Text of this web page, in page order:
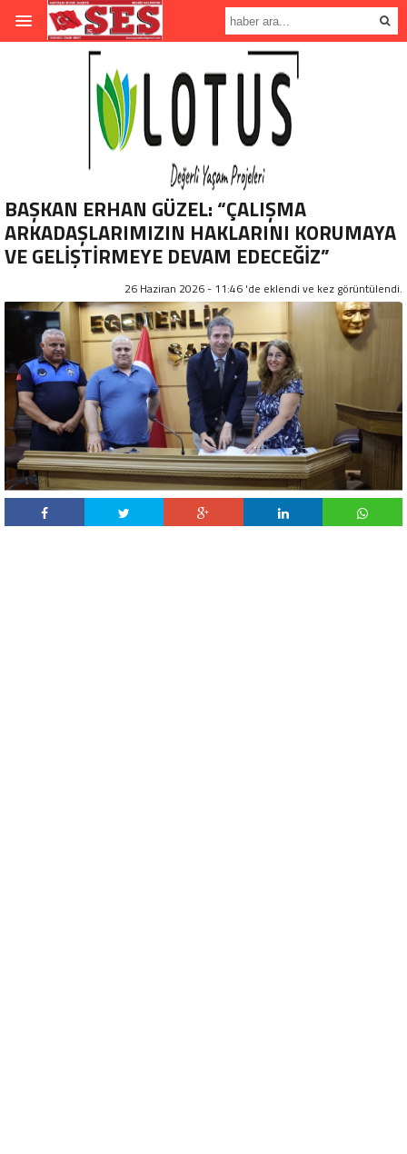
BAŞKAN ERHAN GÜZEL: “ÇALIŞMA
ARKADAŞLARIMIZIN HAKLARINI KORUMAYA
VE GELİŞTİRMEYE DEVAM EDECEĞİZ”
26 Haziran 2026 - 11:46 'de eklendi ve kez görüntülendi.